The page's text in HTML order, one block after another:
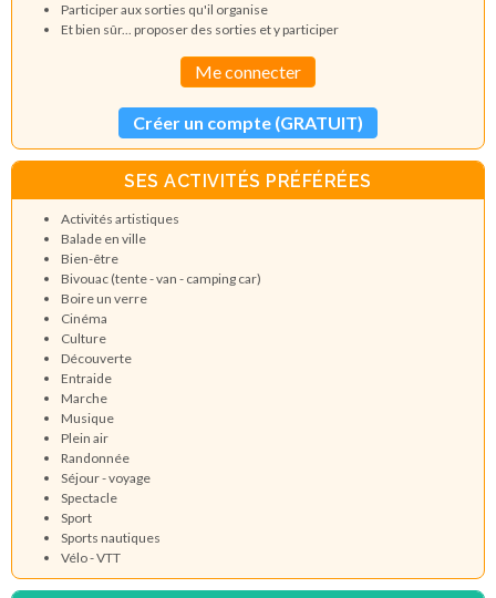
Participer aux sorties qu'il organise
Et bien sûr... proposer des sorties et y participer
Me connecter
Créer un compte (GRATUIT)
SES ACTIVITÉS PRÉFÉRÉES
Activités artistiques
Balade en ville
Bien-être
Bivouac (tente - van - camping car)
Boire un verre
Cinéma
Culture
Découverte
Entraide
Marche
Musique
Plein air
Randonnée
Séjour - voyage
Spectacle
Sport
Sports nautiques
Vélo - VTT